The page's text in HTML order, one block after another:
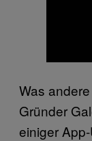
Was andere
Gründer
einiger